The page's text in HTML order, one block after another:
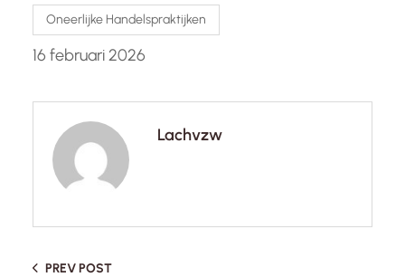
Oneerlijke Handelspraktijken
16 februari 2026
Lachvzw
PREV POST